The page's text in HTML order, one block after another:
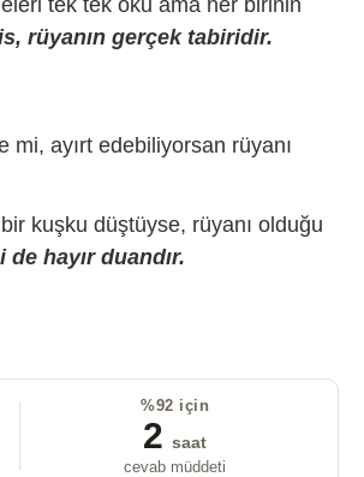
rüyanın gerçek tabiridir.
ayırt edebiliyorsan rüyanı
kuşku düştüyse, rüyanı olduğu
hayır duandır.
%92 için
2 saat
cevab müddeti